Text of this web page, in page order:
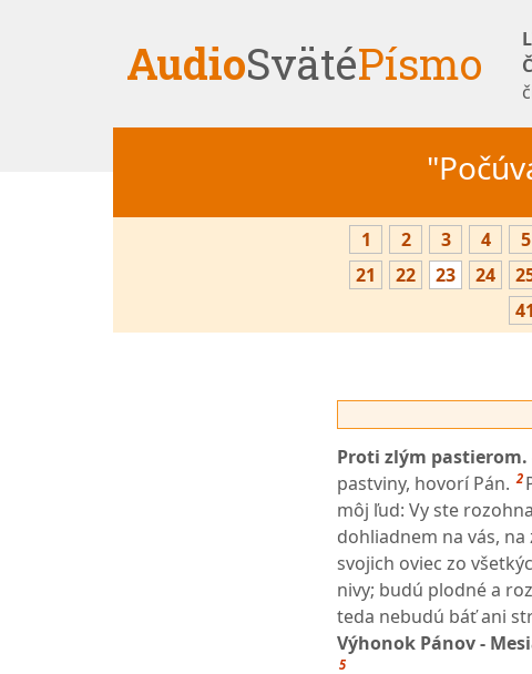
AudioSvätéPísmo
1 2 3 4 5
21
22 23 24
41
Proti zlým pastierom.
pastviny, hovorí Pán. 2
môj ľud: Vy ste
dohliadnem na vás,
svojich oviec zo
nivy; budú plodné a
teda nebudú báť ani
Výhonok Pánov -
5